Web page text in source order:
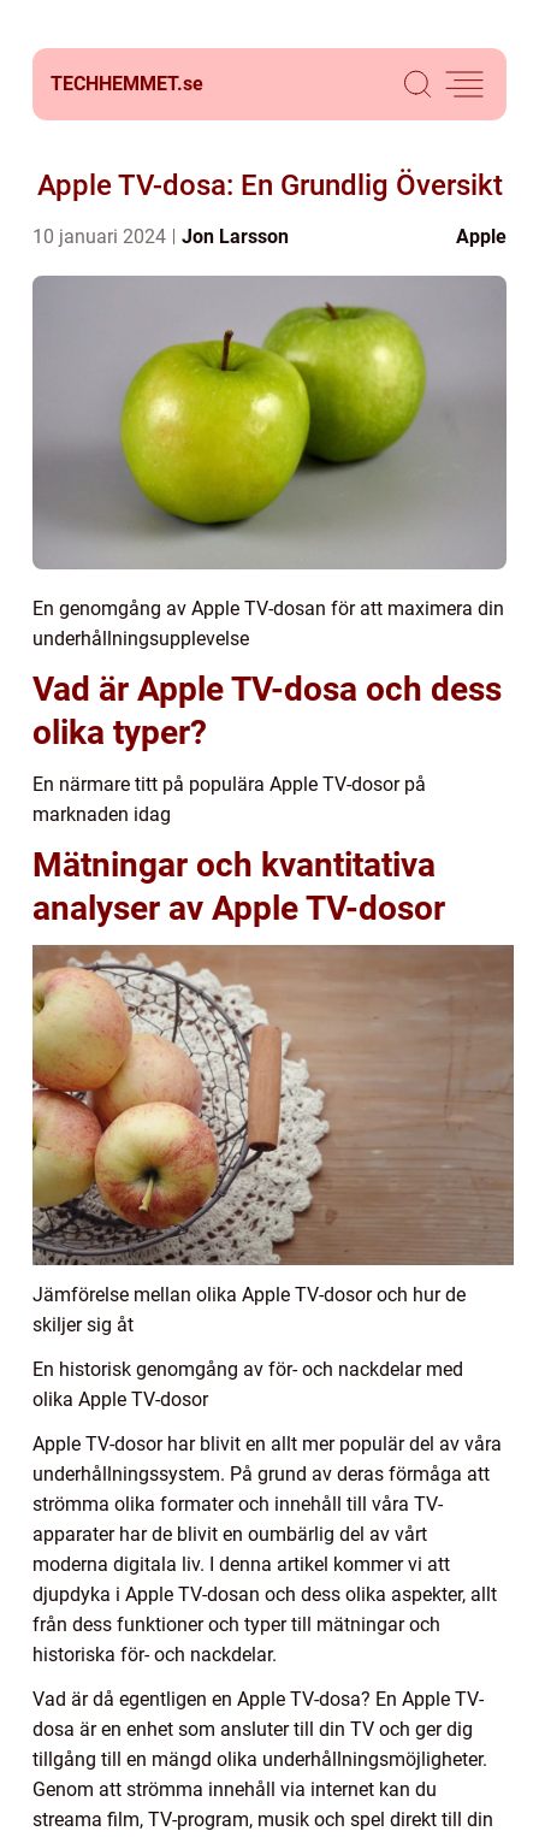
TECHHEMMET.se
Apple TV-dosa: En Grundlig Översikt
10 januari 2024 Jon Larsson Apple
En genomgång av Apple TV-dosan för att maximera din
underhållningsupplevelse
Vad är Apple TV-dosa och dess
olika typer?
En närmare titt på populära Apple TV-dosor på
marknaden idag
Mätningar och kvantitativa
analyser av Apple TV-dosor
Jämförelse mellan olika Apple TV-dosor och hur de
skiljer sig åt
En historisk genomgång av för- och nackdelar med
olika Apple TV-dosor
Apple TV-dosor har blivit en allt mer populär del av våra
underhållningssystem. På grund av deras förmåga att
strömma olika formater och innehåll till våra TV-
apparater har de blivit en oumbärlig del av vårt
moderna digitala liv. I denna artikel kommer vi att
djupdyka i Apple TV-dosan och dess olika aspekter, allt
från dess funktioner och typer till mätningar och
historiska för- och nackdelar.
Vad är då egentligen en Apple TV-dosa? En Apple TV-
dosa är en enhet som ansluter till din TV och ger dig
tillgång till en mängd olika underhållningsmöjligheter.
Genom att strömma innehåll via internet kan du
streama film, TV-program, musik och spel direkt till din